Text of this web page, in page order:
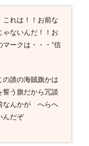
これは！！お前な
ゃないんだ！！お
ークは・・・“信
誰の海賊旗かは
う旗だから冗談
なんかが へらへ
んだぞ